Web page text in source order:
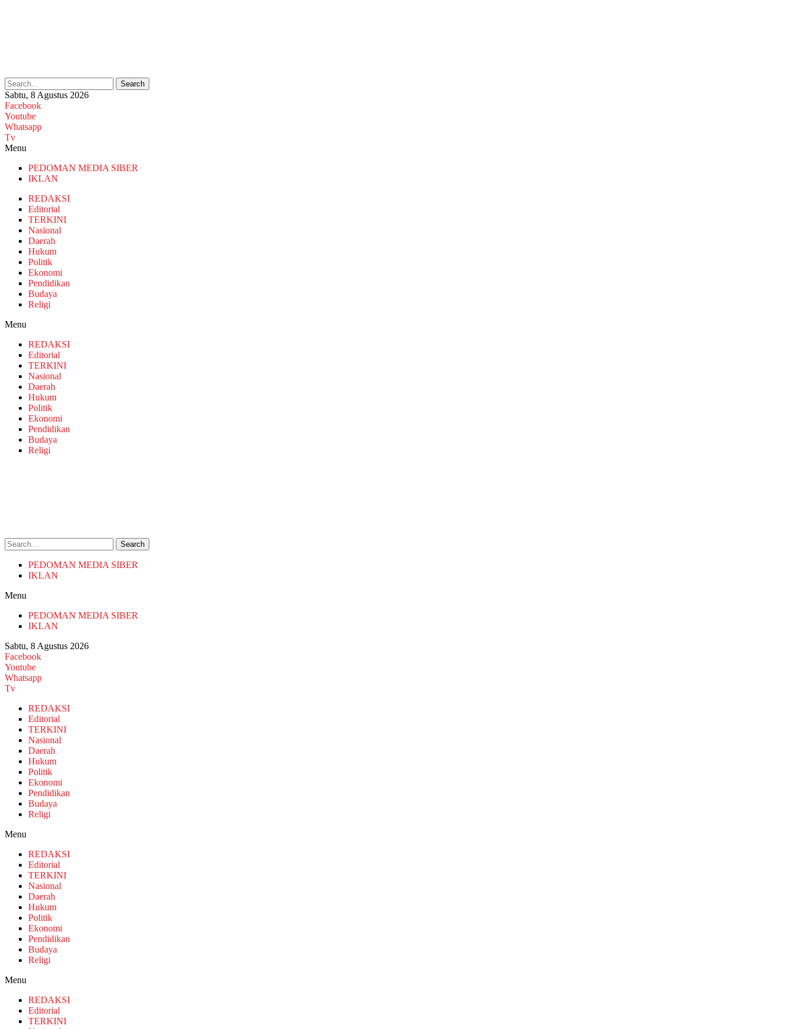
Search
Sabtu, 8 Agustus 2026
Facebook
Youtube
Whatsapp
Tv
Menu
PEDOMAN MEDIA SIBER
IKLAN
REDAKSI
Editorial
TERKINI
Nasional
Daerah
Hukum
Politik
Ekonomi
Pendidikan
Budaya
Religi
Menu
REDAKSI
Editorial
TERKINI
Nasional
Daerah
Hukum
Politik
Ekonomi
Pendidikan
Budaya
Religi
Search
PEDOMAN MEDIA SIBER
IKLAN
Menu
PEDOMAN MEDIA SIBER
IKLAN
Sabtu, 8 Agustus 2026
Facebook
Youtube
Whatsapp
Tv
REDAKSI
Editorial
TERKINI
Nasional
Daerah
Hukum
Politik
Ekonomi
Pendidikan
Budaya
Religi
Menu
REDAKSI
Editorial
TERKINI
Nasional
Daerah
Hukum
Politik
Ekonomi
Pendidikan
Budaya
Religi
Menu
REDAKSI
Editorial
TERKINI